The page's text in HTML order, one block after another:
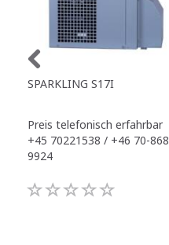
SPARKLING S17I
Preis telefonisch erfahrbar
+45 70221538 / +46 70-868
9924